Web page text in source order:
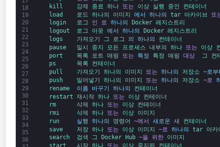
18
19
20
21
22
23
24
25
26
27
28
29
30
31
32
33
34
35
36
kill
강제 종료 하나 또는 이상 실행 중인
컨테이너
load
로드 하나의 이미지 에서 하나의 tar 아카이브
또
login
로그 인 로 하나의 Docker 레지스트리
logout
로그 아웃 에서 하나의 Docker 레지스트리
logs
가져오기 그 로그 의 하나의
컨테이너
pause
일시 중지 모든 프로세스 내부의 하나 또는 이상
port
목록 포트 매핑 또는 특정 특정 매핑 대상 그
컨
ps
목록
컨테이너
pull
가져오기 하나의 이미지 또는 하나의 저장소 ~로부
push
밀어넣기 하나의 이미지 또는 하나의 저장소 ~로
rename
이름 바꾸기 하나의
컨테이너
restart 재시작 하나 또는 이상 컨테이너
rm 삭제 하나 또는 이상 컨테이너
rmi 삭제 하나 또는 이상 이미지
run
실행 하나의 명령어 ~에서 새로운 새
컨테이너
save
저장 하나 또는 이상 이미지 ~로 하나의 tar 아카
search
검색 그 Docker Hub ~을 위한
이미지